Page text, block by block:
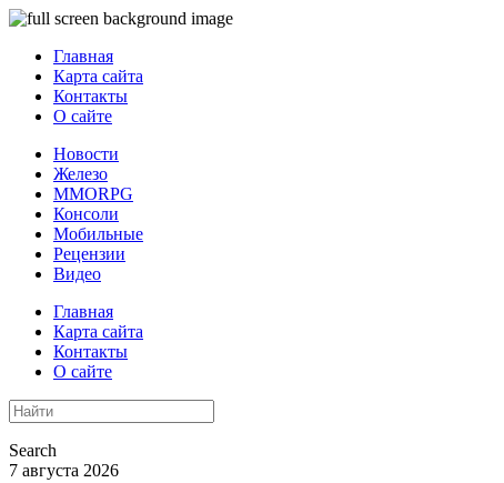
Главная
Карта сайта
Контакты
О сайте
Новости
Железо
MMORPG
Консоли
Мобильные
Рецензии
Видео
Главная
Карта сайта
Контакты
О сайте
Search
7 августа 2026